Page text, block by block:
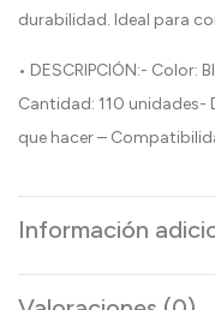
durabilidad. Ideal para
• DESCRIPCIÓN:-
Cantidad: 110 unidades-
que hacer –
Información